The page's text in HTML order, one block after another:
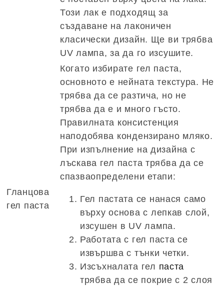
Този лак е подходящ за
създаване на лаконичен
класически дизайн. Ще ви трябва
UV лампа, за да го изсушите.
Гланцова
гел паста
Когато избирате гел паста,
основното е нейната текстура. Не
трябва да се разтича, но не
трябва да е и много гъсто.
Правилната консистенция
наподобява кондензирано мляко.
При изпълнение на дизайна с
лъскава гел паста трябва да се
спазваопределени етапи:
Гел пастата се нанася само
върху основа с лепкав слой,
изсушен в UV лампа.
Работата с гел паста се
извършва с тънки четки.
Изсъхналата гел паста
трябва да се покрие с 2 слоя